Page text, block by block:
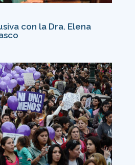
con la Dra. Elena